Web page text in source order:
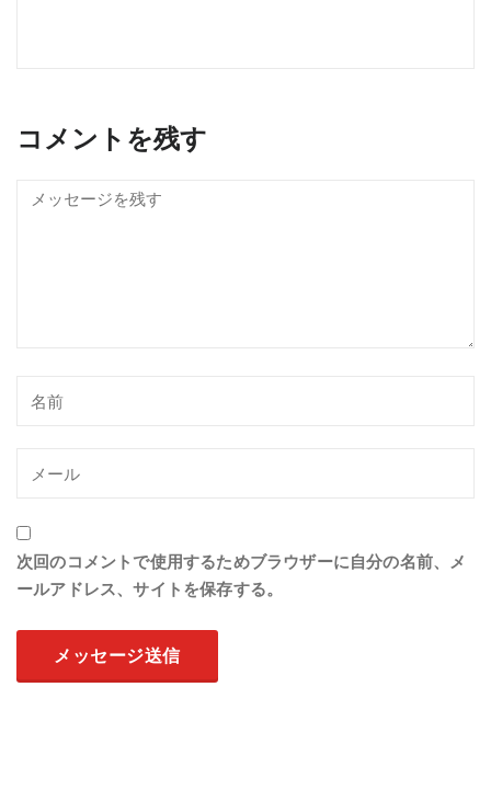
コメントを残す
次回のコメントで使用するためブラウザーに自分の名前、メ
ールアドレス、サイトを保存する。